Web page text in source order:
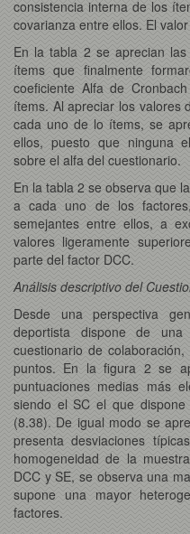
consistencia interna de los
covarianza entre ellos. El
En la tabla 2 se aprecian
ítems que finalmente
coeficiente Alfa de
ítems. Al apreciar los valores
cada uno de lo ítems, se
ellos, puesto que ninguna
sobre el alfa del cuestionario.
En la tabla 2 se observa que
a cada uno de los
semejantes entre ellos, a
valores ligeramente
parte del factor DCC.
Análisis descriptivo del
Desde una perspectiva
deportista dispone de
cuestionario de
puntos. En la figura 2 se
puntuaciones medias más
siendo el SC el que
(8.38). De igual modo se
presenta desviaciones
homogeneidad de la
DCC y SE, se observa una
supone una mayor
factores.